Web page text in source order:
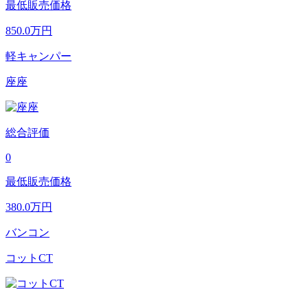
最低販売価格
850.0万円
軽キャンパー
座座
総合評価
0
最低販売価格
380.0万円
バンコン
コットCT